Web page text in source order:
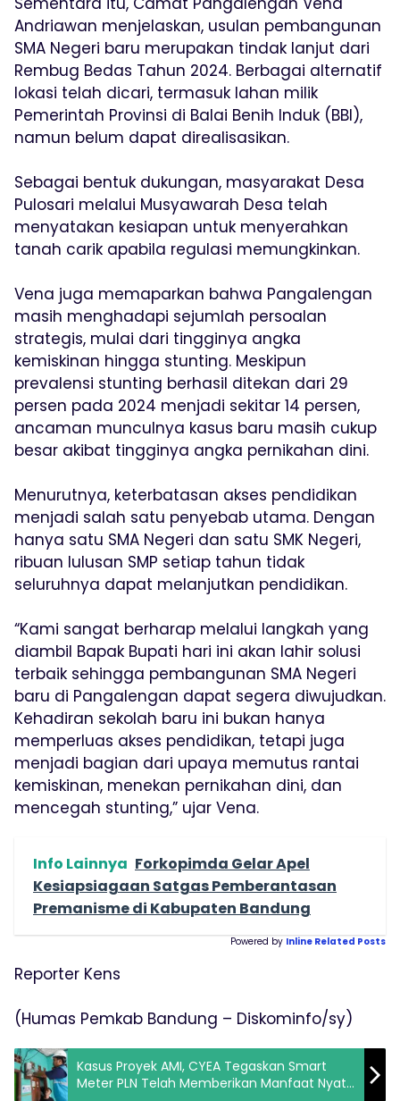
Andriawan menjelaskan, usulan pembangunan
SMA Negeri baru merupakan tindak lanjut dari
Rembug Bedas Tahun 2024. Berbagai alternatif
lokasi telah dicari, termasuk lahan milik
Pemerintah Provinsi di Balai Benih Induk (BBI),
namun belum dapat direalisasikan.
Sebagai bentuk dukungan, masyarakat Desa
Pulosari melalui Musyawarah Desa telah
menyatakan kesiapan untuk menyerahkan
tanah carik apabila regulasi memungkinkan.
Vena juga memaparkan bahwa Pangalengan
masih menghadapi sejumlah persoalan
strategis, mulai dari tingginya angka
kemiskinan hingga stunting. Meskipun
prevalensi stunting berhasil ditekan dari 29
persen pada 2024 menjadi sekitar 14 persen,
ancaman munculnya kasus baru masih cukup
besar akibat tingginya angka pernikahan dini.
Menurutnya, keterbatasan akses pendidikan
menjadi salah satu penyebab utama. Dengan
hanya satu SMA Negeri dan satu SMK Negeri,
ribuan lulusan SMP setiap tahun tidak
seluruhnya dapat melanjutkan pendidikan.
“Kami sangat berharap melalui langkah yang
diambil Bapak Bupati hari ini akan lahir solusi
terbaik sehingga pembangunan SMA Negeri
baru di Pangalengan dapat segera diwujudkan.
Kehadiran sekolah baru ini bukan hanya
memperluas akses pendidikan, tetapi juga
menjadi bagian dari upaya memutus rantai
kemiskinan, menekan pernikahan dini, dan
mencegah stunting,” ujar Vena.
Info Lainnya Forkopimda Gelar Apel
Kesiapsiagaan Satgas Pemberantasan
Premanisme di Kabupaten Bandung
Powered by Inline Related Posts
Reporter Kens
(Humas Pemkab Bandung – Diskominfo/sy)
Kasus Proyek AMI, CYEA Tegaskan Smart
Meter PLN Telah Memberikan Manfaat Nyata